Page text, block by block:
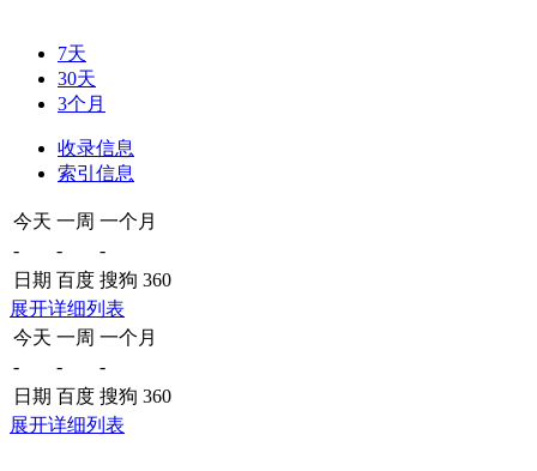
7天
30天
3个月
收录信息
索引信息
今天 一周 一个月
-
-
-
日期 百度 搜狗 360
展开详细列表
今天 一周 一个月
-
-
-
日期 百度 搜狗 360
展开详细列表